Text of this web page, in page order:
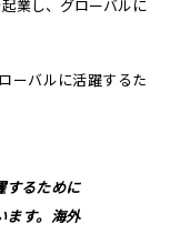
起業し、グローバルに
ーバルに活躍するた
するために
ます。海外